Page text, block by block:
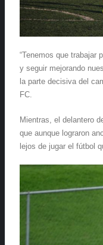
“Tenemos que trabajar
y seguir mejorando
la parte decisiva del
FC.
Mientras, el delantero
que aunque lograron
lejos de jugar el fútbol